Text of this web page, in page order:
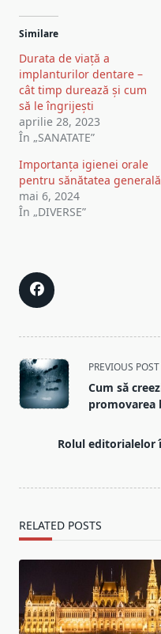
Similare
Durata de viață a
implanturilor dentare –
cât timp durează și cum
să le îngrijești
aprilie 28, 2023
În „SANATATE”
Importanța igienei orale
pentru sănătatea generală
mai 6, 2024
În „DIVERSE”
<span
class="nav-
subtitle
reader-
PREVIOUS POST
Cum să
promovarea
Rolul editorialelor
RELATED POSTS